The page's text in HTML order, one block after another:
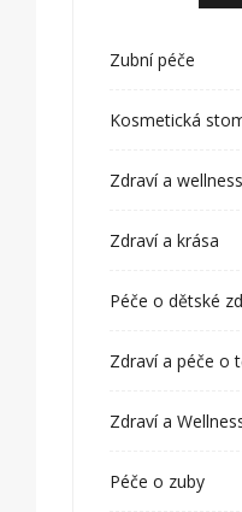
Zubní péče
Kosmetická
Zdraví a wellness
Zdraví a krása
Péče o dětské
Zdraví a péče o
Zdraví a
Péče o zuby